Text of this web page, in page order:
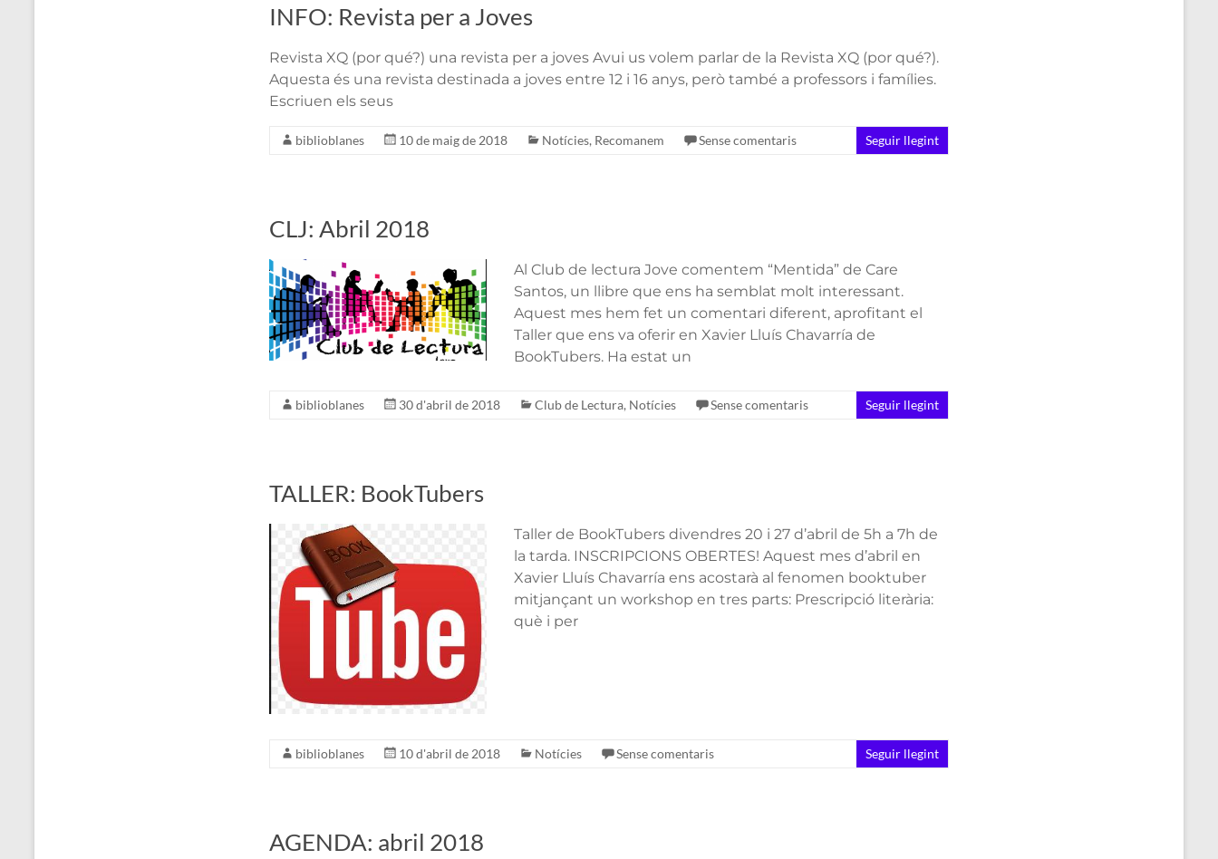
INFO: Revista per a Joves
Revista XQ (por qué?) una revista per a joves Avui us volem parlar de la Revista XQ (por qué?).
Aquesta és una revista destinada a joves entre 12 i 16 anys, però també a professors i famílies.
Escriuen els seus
biblioblanes 10 de maig de 2018 Notícies, Recomanem Sense comentaris Seguir llegint
CLJ: Abril 2018
Al Club de lectura Jove comentem “Mentida” de Care
Santos, un llibre que ens ha semblat molt interessant.
Aquest mes hem fet un comentari diferent, aprofitant el
Taller que ens va oferir en Xavier Lluís Chavarría de
BookTubers. Ha estat un
biblioblanes 30 d'abril de 2018 Club de Lectura, Notícies Sense comentaris Seguir llegint
TALLER: BookTubers
Taller de BookTubers divendres 20 i 27 d’abril de 5h a 7h de
la tarda. INSCRIPCIONS OBERTES! Aquest mes d’abril en
Xavier Lluís Chavarría ens acostarà al fenomen booktuber
mitjançant un workshop en tres parts: Prescripció literària:
què i per
biblioblanes 10 d'abril de 2018 Notícies Sense comentaris Seguir llegint
AGENDA: abril 2018